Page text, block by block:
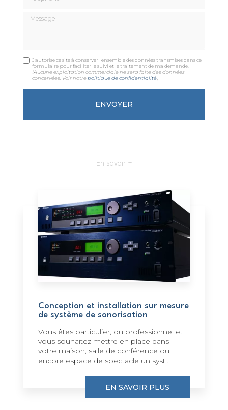
Message
J'autorise ce site à conserver l'ensemble des données transmises dans ce
formulaire pour faciliter le suivi et le traitement de ma demande.
(Aucune exploitation commerciale ne sera faite des données
concervées. Voir notrepolitique de confidentialité)
En savoir +
Conception et installation sur mesure
de système de sonorisation
Vous êtes particulier, ou professionnel et
vous souhaitez mettre en place dans
votre maison, salle de conférence ou
encore espace de spectacle un syst...
EN SAVOIR PLUS